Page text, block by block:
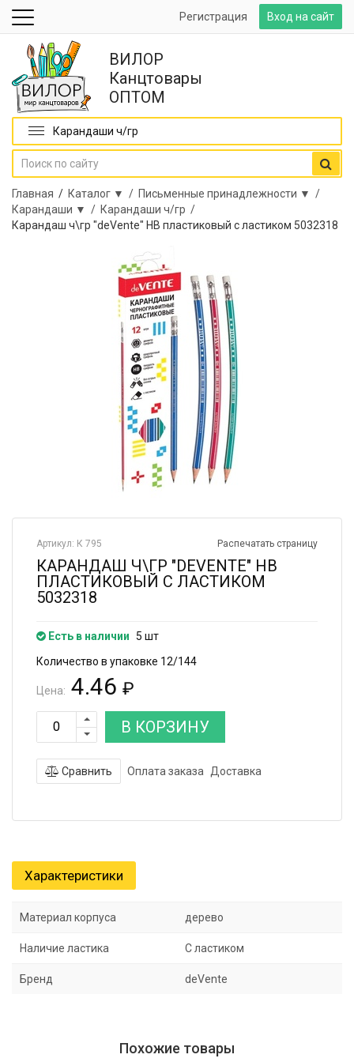
Вход на сайт
Регистрация
ВИЛОР
Канцтовары
ОПТОМ
Карандаши ч/гр
Главная / Каталог ▼ / Письменные принадлежности ▼ /
Карандаши ▼ / Карандаши ч/гр /
Карандаш ч\гр "deVente" НВ пластиковый с ластиком 5032318
Распечатать страницу
Артикул: К 795
КАРАНДАШ Ч\ГР "DEVENTE" НВ
ПЛАСТИКОВЫЙ С ЛАСТИКОМ
5032318
Есть в наличии
5 шт
Количество в упаковке 12/144
Цена: 4.46 ₽
В КОРЗИНУ
Сравнить Оплата заказа Доставка
Характеристики
Материал корпуса дерево
Наличие ластика С ластиком
Бренд deVente
Похожие товары